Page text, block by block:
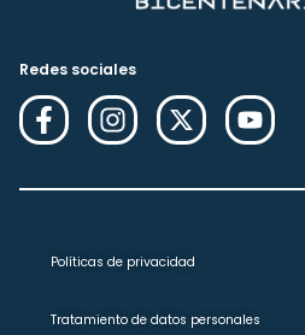
Redes sociales
Políticas de privacidad
Tratamiento de datos personales